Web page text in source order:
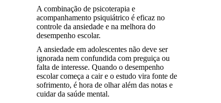
A combinação de psicoterapia e
acompanhamento psiquiátrico é eficaz no
controle da ansiedade e na melhora do
desempenho escolar.
A ansiedade em adolescentes não deve ser
ignorada nem confundida com preguiça ou
falta de interesse. Quando o desempenho
escolar começa a cair e o estudo vira fonte de
sofrimento, é hora de olhar além das notas e
cuidar da saúde mental.